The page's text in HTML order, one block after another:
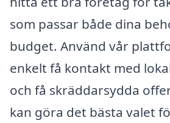
som passar både dina
budget. Använd vår
enkelt få kontakt med
och få skräddarsydda
kan göra det bästa valet